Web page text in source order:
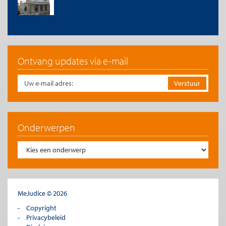
mond te nemen, laat staan iets te besluiten op dat gebied, is
dat daardoor veel onzekerheid zou ontstaan onder huidige en
voor welke markt dan ook en heeft hoge gevolgen zeker op
zo’n belangrijke markt als de huizenmarkt. Maar een inhoudelijk
debat voeren over hypotheekrenteaftrek en daar een besluit
over nemen zou nu juist de onzekerheid wegnemen, niet
veroorzaken of aanwakkeren. Uit verschillende peilingen blijkt
ruim de helft van huizenbezitters vindt dat de
hypotheekrenteaftrek mag worden aangepakt. Een op de vijf is
zelfs voor volledige afschaffing ervan. Nagenoeg alle
huiseigenaars tasten in het duister: gaat er wel of niet iets
gebeuren op het hypotheekrenteaftrekfront. Zij zien dat alle
heilige huisjes ter discussie staat, zoals bijvoorbeeld de AOW-en
pensioenleeftijd. Een besluit door het volgende kabinet over de
hypotheekrenteaftrek zou daarmee de onzekerheid juist
wegnemen en niet vergroten. Politici onderschatten
systematisch de Nederlandse kiezer, die hen beter door heeft
dan zij denken.
De hypotheekrenteaftrek is zijn doel voorbijgeschoten, kost de
Nederlandse staat onnodig veel geld – en de rekening loopt elk
jaar op – en dat is een luxe die Nederland zich niet meer kan
Ontvang updates via e-mail
Onderwerpen
MeJudice © 2026
Copyright
Privacybeleid